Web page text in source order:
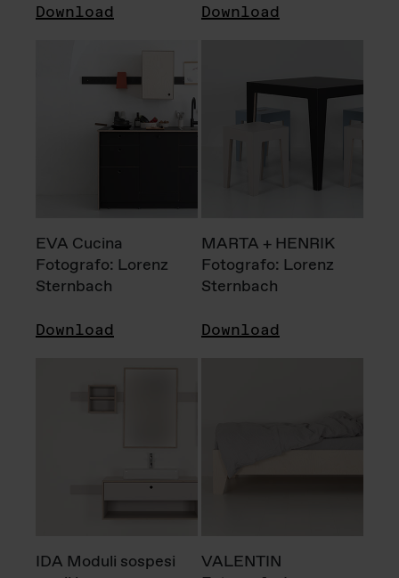
Download Download
EVA Cucina
Fotografo: Lorenz
Sternbach
Download
MARTA + HENRIK
Fotografo: Lorenz
Sternbach
Download
IDA Moduli sospesi
VALENTIN